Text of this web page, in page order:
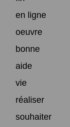
en ligne
oeuvre
bonne
aide
vie
réaliser
souhaiter